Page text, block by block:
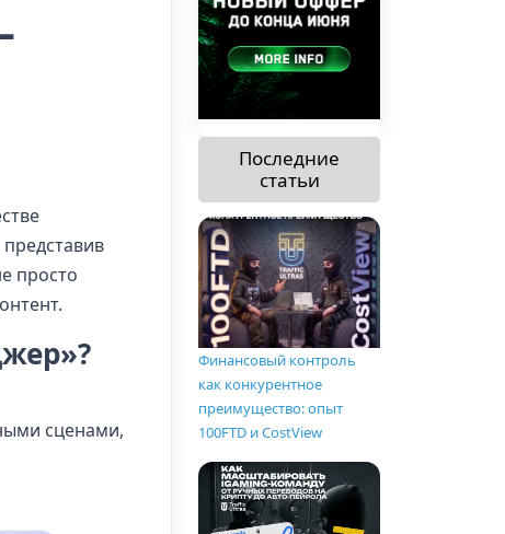
просто
сценами,
Последние
статьи
Финансовый контроль
как конкурентное
преимущество: опыт
100FTD и CostView